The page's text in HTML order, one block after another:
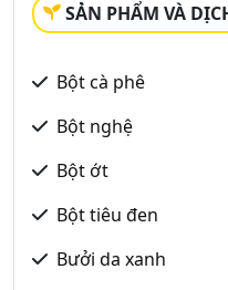
SẢN PHẨM VÀ
Bột cà phê
Bột nghệ
Bột ớt
Bột tiêu đen
Bưởi da xanh